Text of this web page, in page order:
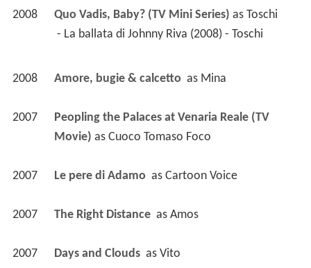
2008 Quo Vadis, Baby? (TV Mini Series) as Toschi
- La ballata di Johnny Riva (2008) - Toschi
2008 Amore, bugie & calcetto as Mina
2007
Peopling the Palaces at Venaria Reale (TV
Movie) as Cuoco Tomaso Foco
2007 Le pere di Adamo as Cartoon Voice
2007 The Right Distance as Amos
2007 Days and Clouds as Vito